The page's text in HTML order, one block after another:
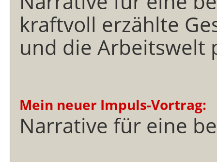
kraftvoll erzählte
und die Arbeitswelt
Mein neuer Impuls-Vortrag:
Narrative für eine